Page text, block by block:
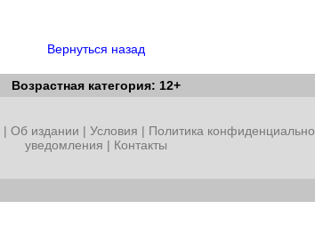
Вернуться назад
Возрастная категория: 12+
| Об издании | Условия | Политика
уведомления | Контакты